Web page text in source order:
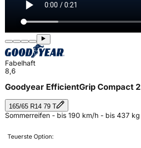
Fabelhaft
8,6
Goodyear EfficientGrip Compact 2
165/65 R14 79 T
Sommerreifen - bis 190 km/h - bis 437 kg
Teuerste Option: